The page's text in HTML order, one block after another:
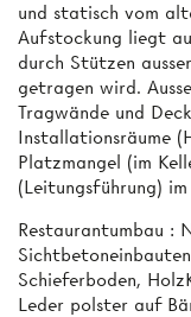
und statisch vom
Aufstockung liegt
durch Stützen
getragen wird.
Tragwände und
Installationsräume
Platzmangel (im
(Leitungsführung)
Restaurantumbau :
Schieferboden,
Leder­ polster auf